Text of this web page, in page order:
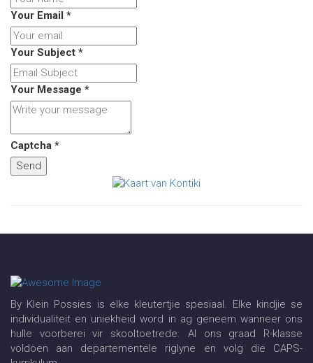
Your Email *
Your Subject *
Your Message *
Captcha *
Send
By Klein Possies is elke kleutertjie spesiaal. Elke kindjie se
individualiteit en uniekheid word in ag geneem wanneer ons
hulle voorberei vir skooltoetrede. Al ons graad R-klasse
voldoen aan departementele riglyne en volg die CAPS-